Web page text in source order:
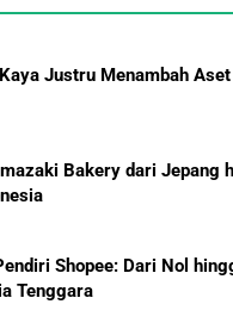
Baliknya
Tenggara